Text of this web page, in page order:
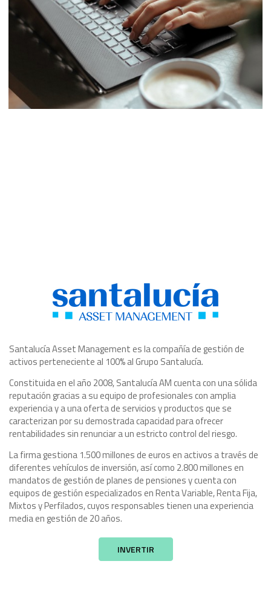
Santalucía Asset Management es la compañía de gestión de
activos perteneciente al 100% al Grupo Santalucía.
Constituida en el año 2008, Santalucía AM cuenta con una sólida
reputación gracias a su equipo de profesionales con amplia
experiencia y a una oferta de servicios y productos que se
caracterizan por su demostrada capacidad para ofrecer
rentabilidades sin renunciar a un estricto control del riesgo.
La firma gestiona 1.500 millones de euros en activos a través de
diferentes vehículos de inversión, así como 2.800 millones en
mandatos de gestión de planes de pensiones y cuenta con
equipos de gestión especializados en Renta Variable, Renta Fija,
Mixtos y Perfilados, cuyos responsables tienen una experiencia
media en gestión de 20 años.
INVERTIR